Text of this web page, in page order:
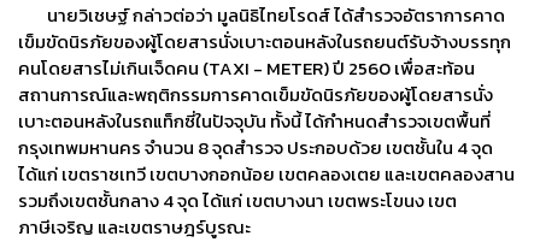
นายวิเชษฐ์ กล่าวต่อว่า มูลนิธิไทยโรดส์ ได้สํารวจอัตราการคาด
เข็มขัดนิรภัยของผู้โดยสารนั่งเบาะตอนหลังในรถยนต์รับจ้างบรรทุก
คนโดยสารไม่เกินเจ็ดคน (TAXI - METER) ปี 2560 เพื่อสะท้อน
สถานการณ์และพฤติกรรมการคาดเข็มขัดนิรภัยของผู้โดยสารนั่ง
เบาะตอนหลังในรถแท็กซี่ในปัจจุบัน ทั้งนี้ ได้กําหนดสำรวจเขตพื้นที่
กรุงเทพมหานคร จํานวน 8 จุดสํารวจ ประกอบด้วย เขตชั้นใน 4 จุด
ได้แก่ เขตราชเทวี เขตบางกอกน้อย เขตคลองเตย และเขตคลองสาน
รวมถึงเขตชั้นกลาง 4 จุด ได้แก่ เขตบางนา เขตพระโขนง เขต
ภาษีเจริญ และเขตราษฎร์บูรณะ